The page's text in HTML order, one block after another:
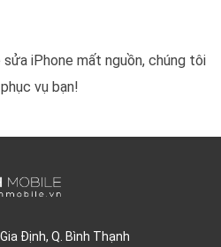
iPhone mất nguồn, chúng tôi
vụ bạn!
Định, Q. Bình Thạnh